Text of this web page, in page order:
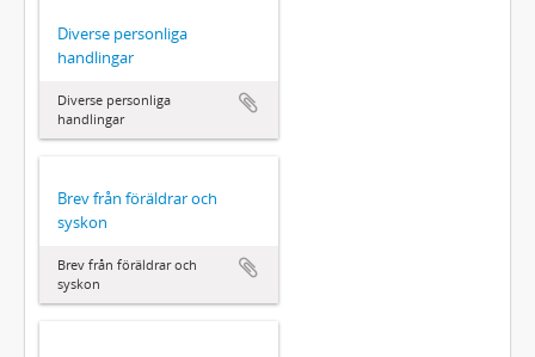
Diverse personliga
handlingar
Diverse personliga
handlingar
Brev från föräldrar och
syskon
Brev från föräldrar och
syskon